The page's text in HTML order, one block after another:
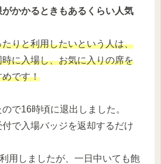
かかるときもあるくらい人気
りと利用したいという人は、
に入場し、お気に入りの席を
めです！
で16時頃に退出しました。
で入場バッジを返却するだけ
用しましたが、一日中いても飽